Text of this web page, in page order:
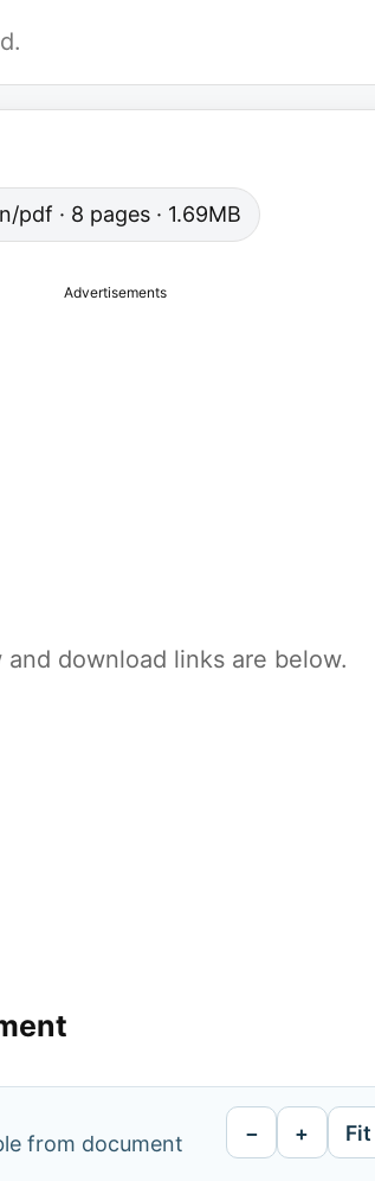
pdf · 8 pages · 1.69MB
Advertisements
download links are below.
from document
− +